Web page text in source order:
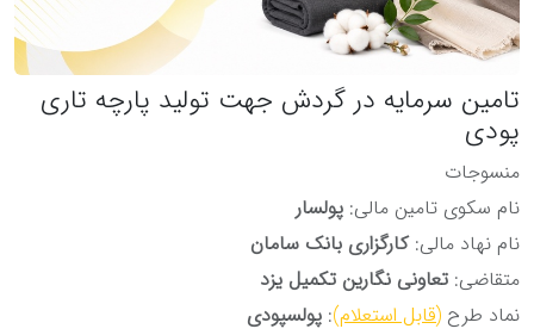
تامین سرمایه در گردش جهت تولید پارچه تاری
پودی
منسوجات
نام سکوی تامین مالی: پولسار
نام نهاد مالی:کارگزاری بانک سامان
متقاضی: تعاونی نگارین تکمیل یزد
نماد طرح (قابل استعلام): پولسپودی